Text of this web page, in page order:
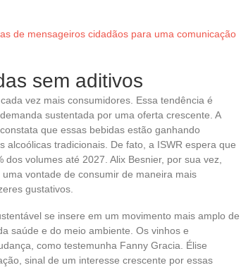
de mensageiros cidadãos para uma comunicação
sem aditivos
vez mais consumidores. Essa tendência é
sustentada por uma oferta crescente. A
que essas bebidas estão ganhando
tradicionais. De fato, a ISWR espera que
volumes até 2027. Alix Besnier, por sua vez,
vontade de consumir de maneira mais
gustativos.
se insere em um movimento mais amplo de
saúde e do meio ambiente. Os vinhos e
como testemunha Fanny Gracia. Élise
sinal de um interesse crescente por essas